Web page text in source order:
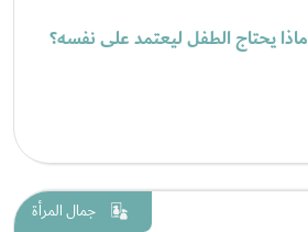
ماذا يحتاج الطفل ليعتمد على نفسه؟
جمال المرأة